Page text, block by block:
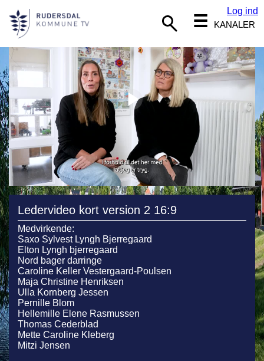
Log ind
☰ KANALER
Ledervideo kort version 2 16:9
Medvirkende:
Saxo Sylvest Lyngh Bjerregaard
Elton Lyngh bjerregaard
Nord bager darringe
Caroline Keller Vestergaard-Poulsen
Maja Christine Henriksen
Ulla Kornberg Jessen
Pernille Blom
Hellemille Elene Rasmussen
Thomas Cederblad
Mette Caroline Kleberg
Mitzi Jensen